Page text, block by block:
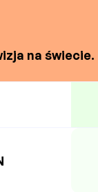
na świecie.